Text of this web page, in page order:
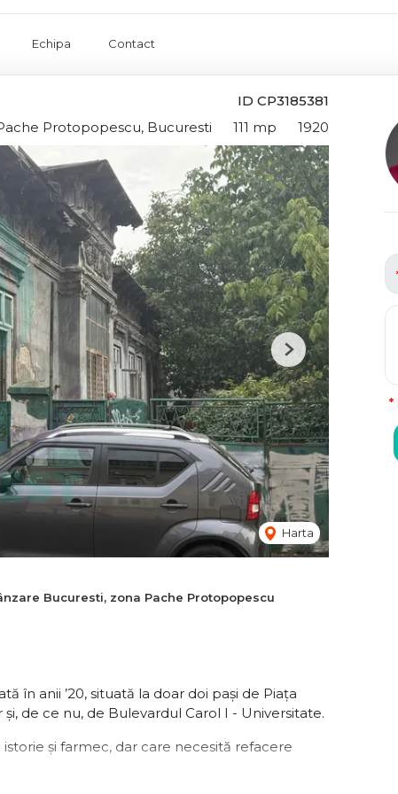
Echipa Contact
ID CP3185381
Protopopescu, Bucuresti 111 mp 1920
Harta
Next
Bucuresti, zona Pache Protopopescu
în anii ’20, situată la doar doi pași de Piața
de ce nu, de Bulevardul Carol I - Universitate.
și farmec, dar care necesită refacere